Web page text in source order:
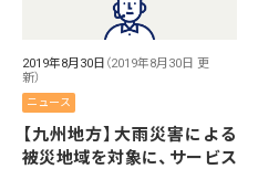
2019年8月30日 （2019年8月30日 更
新）
ニュース
【九州地方】大雨災害による
被災地域を対象に、サービス